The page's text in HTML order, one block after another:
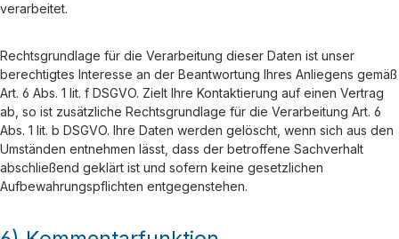
verarbeitet.
Rechtsgrundlage für die Verarbeitung dieser Daten ist unser
berechtigtes Interesse an der Beantwortung Ihres Anliegens gemäß
Art. 6 Abs. 1 lit. f DSGVO. Zielt Ihre Kontaktierung auf einen Vertrag
ab, so ist zusätzliche Rechtsgrundlage für die Verarbeitung Art. 6
Abs. 1 lit. b DSGVO. Ihre Daten werden gelöscht, wenn sich aus den
Umständen entnehmen lässt, dass der betroffene Sachverhalt
abschließend geklärt ist und sofern keine gesetzlichen
Aufbewahrungspflichten entgegenstehen.